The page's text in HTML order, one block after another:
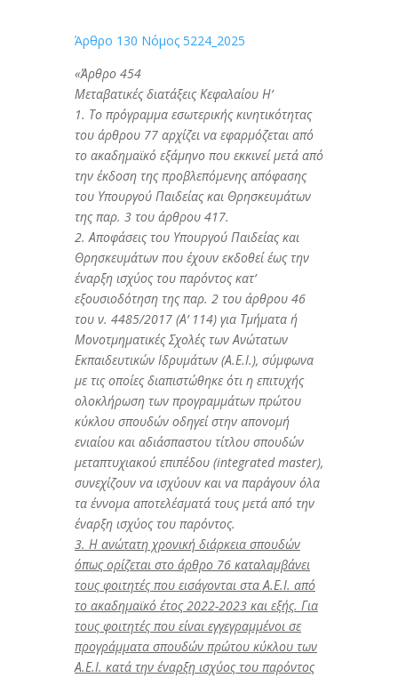
Άρθρο 130 Νόμος 5224_2025
«Άρθρο 454
Μεταβατικές διατάξεις Κεφαλαίου Η’
1. Το πρόγραμμα εσωτερικής κινητικότητας
του άρθρου 77 αρχίζει να εφαρμόζεται από
το ακαδημαϊκό εξάμηνο που εκκινεί μετά από
την έκδοση της προβλεπόμενης απόφασης
του Υπουργού Παιδείας και Θρησκευμάτων
της παρ. 3 του άρθρου 417.
2.Αποφάσεις του Υπουργού Παιδείας και
Θρησκευμάτων που έχουν εκδοθεί έως την
έναρξη ισχύος του παρόντος κατ’
εξουσιοδότηση της παρ. 2 του άρθρου 46
του ν. 4485/2017 (Α’ 114) για Τμήματα ή
Μονοτμηματικές Σχολές των Ανώτατων
Εκπαιδευτικών Ιδρυμάτων (Α.Ε.Ι.), σύμφωνα
με τις οποίες διαπιστώθηκε ότι η επιτυχής
ολοκλήρωση των προγραμμάτων πρώτου
κύκλου σπουδών οδηγεί στην απονομή
ενιαίου και αδιάσπαστου τίτλου σπουδών
μεταπτυχιακού επιπέδου (integrated master),
συνεχίζουν να ισχύουν και να παράγουν όλα
τα έννομα αποτελέσματά τους μετά από την
έναρξη ισχύος του παρόντος.
3. Η ανώτατη χρονική διάρκεια σπουδών
όπως ορίζεται στο άρθρο 76 καταλαμβάνει
τους φοιτητές που εισάγονται στα Α.Ε.Ι. από
το ακαδημαϊκό έτος 2022-2023 και εξής. Για
τους φοιτητές που είναι εγγεγραμμένοι σε
προγράμματα σπουδών πρώτου κύκλου των
Α.Ε.Ι. κατά την έναρξη ισχύος του παρόντος